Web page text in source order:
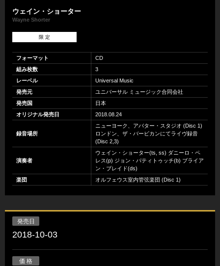
ウェイン・ショーター
Wayne Shorter
限 定
フォーマット
CD
組み枚数
3
レーベル
Universal Music
発売元
ユニバーサル ミュージック合同会社
発売国
日本
オリジナル発売日
2018.08.24
録音場所
ニューヨーク、アバター・スタジオ (Disc 1)
ロンドン、ザ・バービカンにてライヴ録音
(Disc 2,3)
演奏者
ウェイン・ショーター(ts, ss) ダニーロ・ペ
レス(p) ジョン・パティトゥッチ(b) ブライア
ン・ブレイド(ds)
楽団
オルフェウス室内管弦楽団 (Disc 1)
発売日
2018-10-03
価 格